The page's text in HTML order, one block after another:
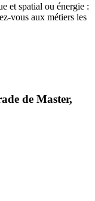
et spatial ou énergie :
vous aux métiers les
de Master,